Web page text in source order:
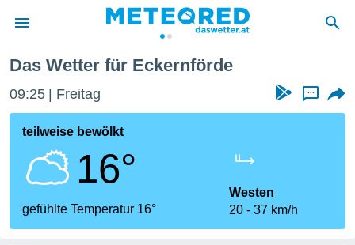
wurde
dass
sind.
diese
Das Wetter für Eckernförde
09:25 Freitag ...
teilweise bewölkt
16°
gefühlte Temperatur 16°
Westen
20
37 km/h